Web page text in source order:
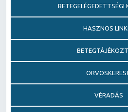
BETEGELÉGEDETTSÉGI
HASZNOS
VÉRADÁS